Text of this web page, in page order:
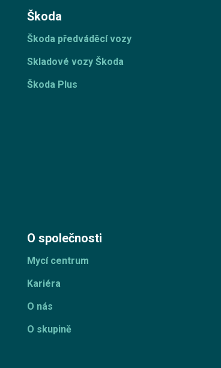
Škoda
Škoda předváděcí vozy
Skladové vozy Škoda
Škoda Plus
O společnosti
Mycí centrum
Kariéra
O nás
O skupině